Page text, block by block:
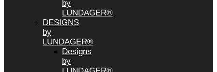
by
LUNDAGER®
DESIGNS
by
LUNDAGER®
Designs
by